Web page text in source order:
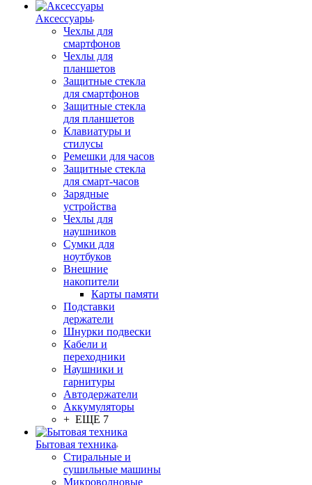
Аксессуары
Чехлы для
смартфонов
Чехлы для
планшетов
Защитные стекла
для смартфонов
Защитные стекла
для планшетов
Клавиатуры и
стилусы
Ремешки для часов
Защитные стекла
для смарт-часов
Зарядные
устройства
Чехлы для
наушников
Сумки для
ноутбуков
Внешние
накопители
Карты памяти
Подставки
держатели
Шнурки подвески
Кабели и
переходники
Наушники и
гарнитуры
Автодержатели
Аккумуляторы
+ ЕЩЕ 7
Бытовая техника
Стиральные и
сушильные машины
Микроволновые